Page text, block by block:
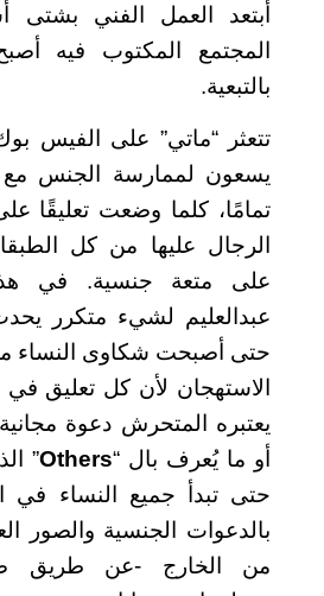
أبتعد العمل الفني بشتى
المجتمع المكتوب فيه
بالتبعية.
تتعثر “ماتي” على الفيس
يسعون لممارسة الجنس مع
تمامًا، كلما وضعت تعليقًا
الرجال عليها من كل
على متعة جنسية. في
عبدالعليم لشيء متكرر
حتى أصبحت شكاوى النساء
الاستهجان لأن كل تعليق في
يعتبره المتحرش دعوة
أو ما يُعرف بال “Others
”
حتى تبدأ جميع النساء في
بالدعوات الجنسية والصور
من الخارج -عن طريق